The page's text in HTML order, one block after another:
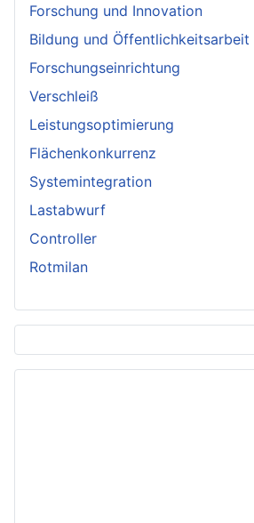
Forschung und Innovation
Bildung und Öffentlichkeitsarbeit
Forschungseinrichtung
Verschleiß
Leistungsoptimierung
Flächenkonkurrenz
Systemintegration
Lastabwurf
Controller
Rotmilan